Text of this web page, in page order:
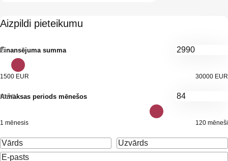
Aizpildi pieteikumu
Finansējuma summa
€
1500 EUR 30000 EUR
Atmaksas periods mēnešos
mēn.
1 mēnesis 120 mēneši